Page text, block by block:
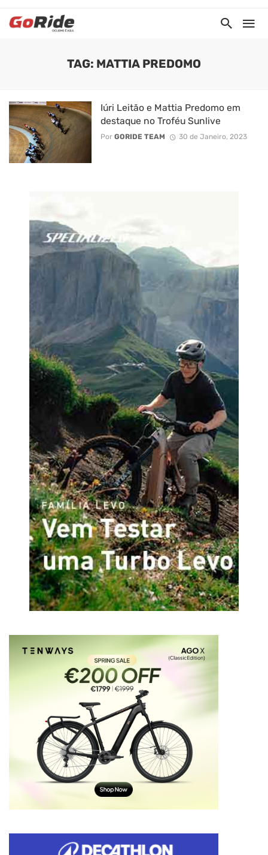
TAG: MATTIA PREDOMO
Iúri Leitão e Mattia Predomo em
destaque no Troféu Sunlive
Por GORIDE TEAM 30 de Janeiro, 2023